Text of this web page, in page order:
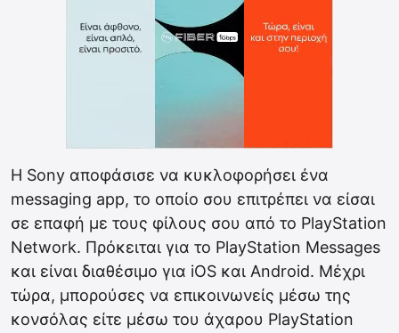
Η Sony αποφάσισε να κυκλοφορήσει ένα
messaging app, το οποίο σου επιτρέπει να είσαι
σε επαφή με τους φίλους σου από το PlayStation
Network. Πρόκειται για το PlayStation Messages
και είναι διαθέσιμο για iOS και Android. Μέχρι
τώρα, μπορούσες να επικοινωνείς μέσω της
κονσόλας είτε μέσω του άχαρου PlayStation